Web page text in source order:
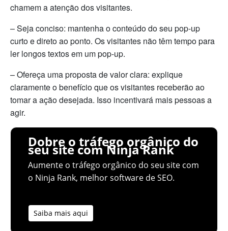
chamem a atenção dos visitantes.
– Seja conciso: mantenha o conteúdo do seu pop-up
curto e direto ao ponto. Os visitantes não têm tempo para
ler longos textos em um pop-up.
– Ofereça uma proposta de valor clara: explique
claramente o benefício que os visitantes receberão ao
tomar a ação desejada. Isso incentivará mais pessoas a
agir.
Dobre o tráfego orgânico do
seu site com Ninja Rank
Aumente o tráfego orgânico do seu site com
o Ninja Rank, melhor software de SEO.
Saiba mais aqui